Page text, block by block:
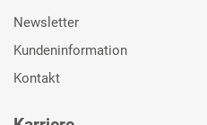
Newsletter
Kundeninformation
Kontakt